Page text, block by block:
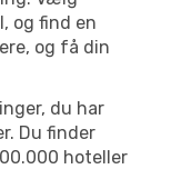
og find en
og få din
du har
Du finder
hoteller